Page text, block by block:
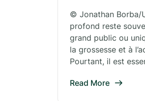
© Jonathan Borba/
profond reste
grand public ou
la grossesse et à
Pourtant, il est
Read More